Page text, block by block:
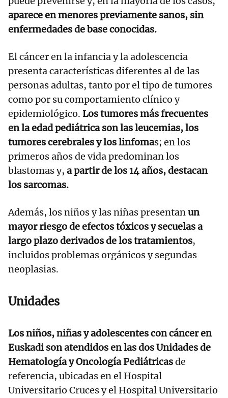
aparece en menores previamente sanos, sin
enfermedades de base conocidas.
El cáncer en la infancia y la adolescencia
presenta características diferentes al de las
personas adultas, tanto por el tipo de tumores
como por su comportamiento clínico y
epidemiológico. Los tumores más frecuentes
en la edad pediátrica son las leucemias, los
tumores cerebrales y los linfomas; en los
primeros años de vida predominan los
blastomas y, a partir de los 14 años, destacan
los sarcomas.
Además, los niños y las niñas presentanun
mayor riesgo de efectos tóxicos y secuelas a
largo plazo derivados de los tratamientos,
incluidos problemas orgánicos y segundas
neoplasias.
Unidades
Los niños, niñas y adolescentes con cáncer en
Euskadi son atendidos en las dos Unidades de
Hematología y Oncología Pediátricasde
referencia, ubicadas en el Hospital
Universitario Cruces y el Hospital Universitario